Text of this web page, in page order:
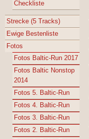
Checkliste
Strecke (5 Tracks)
Ewige Bestenliste
Fotos
Fotos Baltic-Run 2017
Fotos Baltic Nonstop
2014
Fotos 5. Baltic-Run
Fotos 4. Baltic-Run
Fotos 3. Baltic-Run
Fotos 2. Baltic-Run